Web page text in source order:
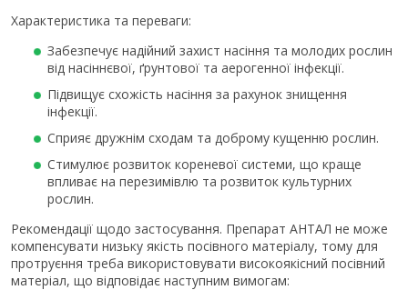
Характеристика та переваги:
Забезпечує надійний захист насіння та молодих рослин
від насіннєвої, ґрунтової та аерогенної інфекції.
Підвищує схожість насіння за рахунок знищення
інфекції.
Сприяє дружнім сходам та доброму кущенню рослин.
Стимулює розвиток кореневої системи, що краще
впливає на перезимівлю та розвиток культурних
рослин.
Рекомендації щодо застосування. Препарат АНТАЛ не може
компенсувати низьку якість посівного матеріалу, тому для
протруєння треба використовувати високоякісний посівний
матеріал, що відповідає наступним вимогам: